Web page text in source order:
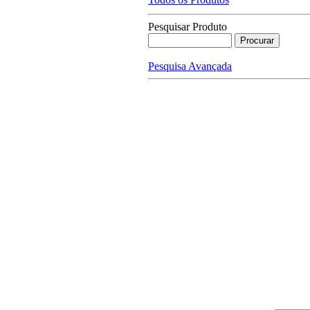
Pesquisar Produto
Pesquisa Avançada